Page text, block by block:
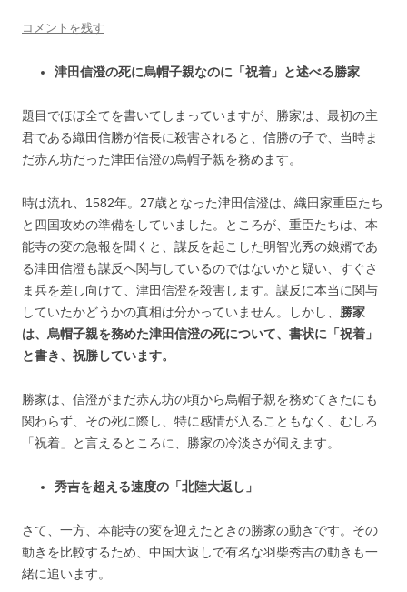
コメントを残す
津田信澄の死に烏帽子親なのに「祝着」と述べる勝家
題目でほぼ全てを書いてしまっていますが、勝家は、最初の主
君である織田信勝が信長に殺害されると、信勝の子で、当時ま
だ赤ん坊だった津田信澄の烏帽子親を務めます。
時は流れ、1582年。27歳となった津田信澄は、織田家重臣たち
と四国攻めの準備をしていました。ところが、重臣たちは、本
能寺の変の急報を聞くと、謀反を起こした明智光秀の娘婿であ
る津田信澄も謀反へ関与しているのではないかと疑い、すぐさ
ま兵を差し向けて、津田信澄を殺害します。謀反に本当に関与
していたかどうかの真相は分かっていません。しかし、 勝家
は、烏帽子親を務めた津田信澄の死について、書状に「祝着」
と書き、祝勝しています。
勝家は、信澄がまだ赤ん坊の頃から烏帽子親を務めてきたにも
関わらず、その死に際し、特に感情が入ることもなく、むしろ
「祝着」と言えるところに、勝家の冷淡さが伺えます。
秀吉を超える速度の「北陸大返し」
さて、一方、本能寺の変を迎えたときの勝家の動きです。その
動きを比較するため、中国大返しで有名な羽柴秀吉の動きも一
緒に追います。